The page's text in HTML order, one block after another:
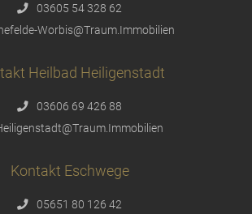
03605 54 328 62
Worbis@Traum.Immobilien
Heilbad Heiligenstadt
03606 69 426 88
Kontakt Eschwege
05651 80 126 42